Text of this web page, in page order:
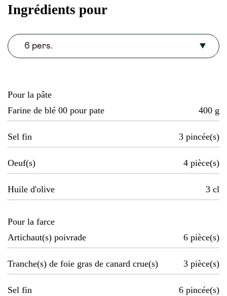
Ingrédients pour
6 pers.
Pour la pâte
Farine de blé 00 pour pate
400 g
Sel fin 3 pincée(s)
Oeuf(s) 4 pièce(s)
Huile d'olive 3 cl
Pour la farce
Artichaut(s) poivrade
6 pièce(s)
Tranche(s) de foie gras de canard crue(s) 3 pièce(s)
Sel fin 6 pincée(s)